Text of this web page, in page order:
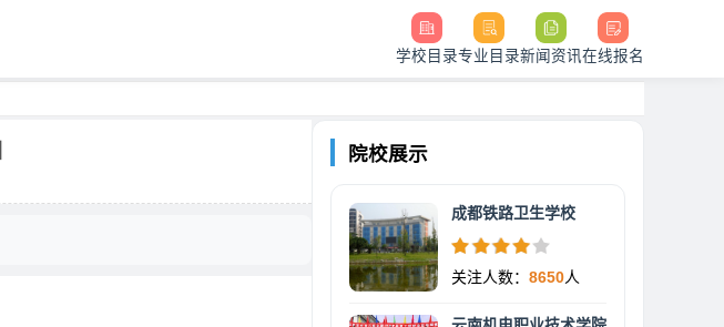
学校目录专业目录新闻资讯在线报名
院校展示
成都铁路卫生学校
关注人数： 8650人